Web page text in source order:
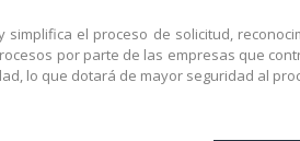
el proceso de solicitud,
por parte de las empresas que
lo que dotará de mayor seguridad al